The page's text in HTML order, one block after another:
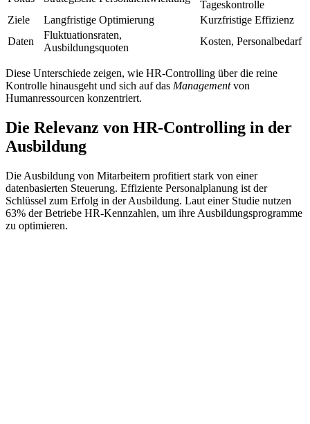
Tageskontrolle
Ziele
Langfristige Optimierung
Kurzfristige Effizienz
Daten
Fluktuationsraten,
Ausbildungsquoten
Kosten, Personalbedarf
Diese Unterschiede zeigen, wie HR-Controlling über die reine
Kontrolle hinausgeht und sich auf das Managementvon
Humanressourcen konzentriert.
Die Relevanz von HR-Controlling in der
Ausbildung
Die Ausbildung von Mitarbeitern profitiert stark von einer
datenbasierten Steuerung. Effiziente Personalplanung ist der
Schlüssel zum Erfolg in der Ausbildung. Laut einer Studie nutzen
63% der Betriebe HR-Kennzahlen, um ihre Ausbildungsprogramme
zu optimieren.